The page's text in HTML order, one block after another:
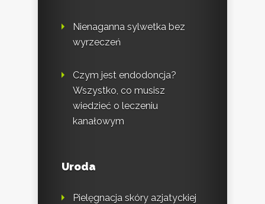
Nienaganna sylwetka bez
wyrzeczeń
Czym jest endodoncja?
Wszystko, co musisz
wiedzieć o leczeniu
kanałowym
Uroda
Pielęgnacja skóry azjatyckiej